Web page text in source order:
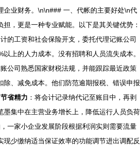
企业财务。\n\n### 一、代帐的主要好处\n代
，更是一种专业赋能。以下是其关键优势：
计的工资和社会保险开支，委托代理记账公司
上的人力成本。没有招聘和人员流失成本。
公司熟悉国家财税法规，并能跟踪最近政策
除、减免成本。他们防范逾期报税、错误申报
节省精力 ：将会计记录纳代记至账目中，再剥
墨集中在主营业务增长上，降低运行人员负荷
，一家小企业发展阶段根据利润实则需要流量
现少缴纳适当保证效率的功能调节进出调配反